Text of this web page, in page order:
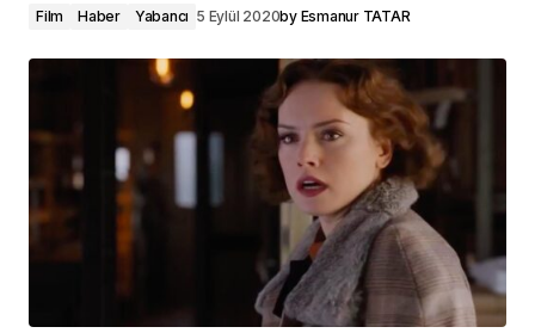
Film Haber Yabancı 5 Eylül 2020by Esmanur TATAR